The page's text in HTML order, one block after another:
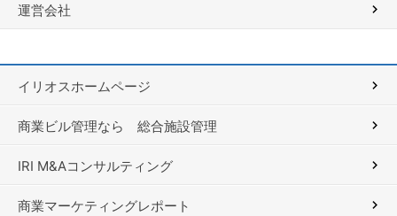
運営会社
イリオスホームページ
商業ビル管理なら 総合施設管理
IRI M&Aコンサルティング
商業マーケティングレポート